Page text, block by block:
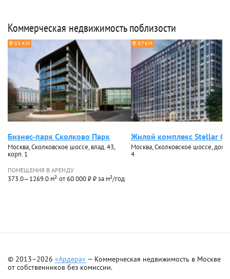
Коммерческая недвижимость поблизости
0.5 КМ
Бизнес-парк Сколково Парк
Москва, Сколковское шоссе, влад. 43,
корп. 1
ПОМЕЩЕНИЯ В АРЕНДУ
373.0—1269.0 м² от 60 000 ₽ ₽ за м²/год
0.7 КМ
Жилой комплекс Stellar
Москва, Сколковское шоссе, дом
4
© 2013–2026 «Ардера» — Коммерческая недвижимость в Москве
от собственников без комиссии.